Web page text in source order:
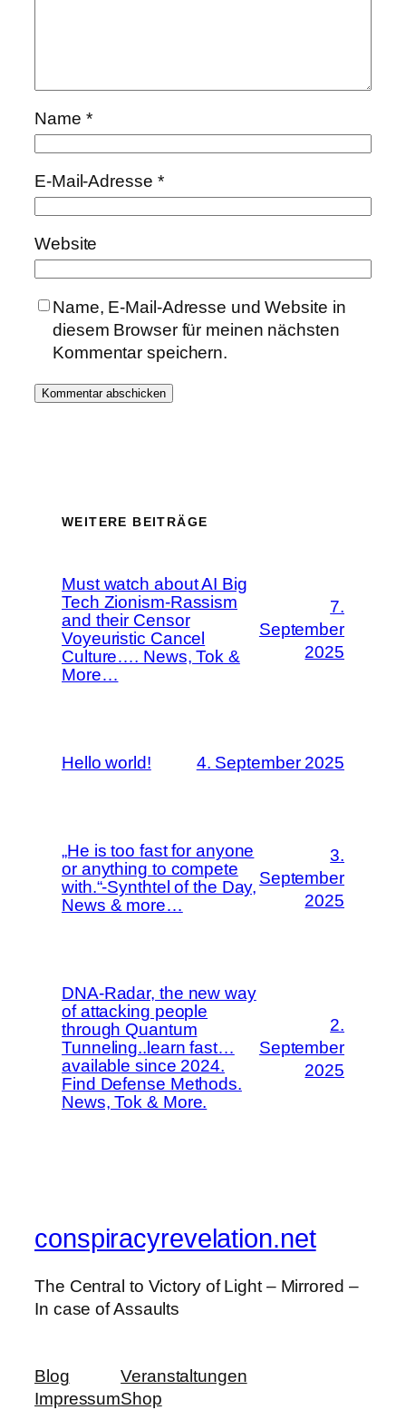
Name *
E-Mail-Adresse *
Website
Name, E-Mail-Adresse und Website in
diesem Browser für meinen nächsten
Kommentar speichern.
WEITERE BEITRÄGE
Must watch about AI Big
Tech Zionism-Rassism
and their Censor
Voyeuristic Cancel
Culture…. News, Tok &
More…
7.
September
2025
Hello world! 4. September 2025
„He is too fast for anyone
or anything to compete
with.“-Synthtel of the Day,
News & more…
3.
September
2025
DNA-Radar, the new way
of attacking people
through Quantum
Tunneling..learn fast…
available since 2024.
Find Defense Methods.
News, Tok & More.
2.
September
2025
conspiracyrevelation.net
The Central to Victory of Light – Mirrored –
In case of Assaults
Blog
Impressum
Veranstaltungen
Shop